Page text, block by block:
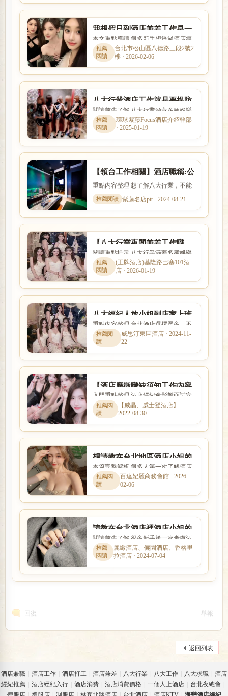
我想假日到酒店兼差工作是一
定要找酒店經紀應徵嗎?
本文重點導讀 很多新手想透過酒店經
紀找工作，卻不清楚經紀是否可靠、
抽成怎麼算。本文整理「我...
台北市松山區八德路三段2號2
樓 · 2026-02-06
八大行業酒店工作就是要提防
求職陷阱並非如此單純
閱讀前先了解 八大行業涵蓋多種娛樂
服務與工作型態，實際內容、收入模
式與風險程度差異很大。本...
環球紫藤Focus酒店介紹幹部
· 2025-01-19
【領台工作相關】酒店職稱:公
關公主坐檯尺度,薪資算法
重點內容整理 想了解八大行業，不能
只看名稱，也要理解實際工作內容、
入行條件、收入差異與安全...
紫藤名店ptt · 2024-08-21
【八大行業夜間兼差工作職
缺】酒店工作機會求職網
閱讀重點提示 八大行業涵蓋多種娛樂
服務與工作型態，實際內容、收入模
式與風險程度差異很大。本...
(王牌酒店)基隆路巴塞101酒
店 · 2026-01-19
八大經紀人放小姐到店家上班
一定要透過經紀公司嗎?
重點內容整理 台北酒店選擇眾多，不
同商圈各有不同定位。本文針對「八
大經紀人放小姐到店家上班...
威思汀東區酒店 · 2024-11-
22
【酒店應徵職缺須知工作內容
諮詢】如何選擇酒店經紀人
呢？
入門重點整理 酒店經紀會影響面試安
排、工作介紹、薪資說明與新人安全
感。本文以「【酒店應徵職...
【威晶、威士登酒店】 ·
2022-08-30
想請教在台北地區酒店小姐的
薪水服裝工作內容?
本篇完整解析 很多人第一次了解酒店
工作時，最在意的就是收入怎麼計
算、是否可以日領現領，以及...
百達妃麗商務會館 · 2026-
02-06
請教在台北酒店裡酒店小姐的
薪資工作內容?
閱讀前先了解 很多新手第一次考慮酒
店工作時，會同時擔心工作內容、安
全性、收入、上班時間與是...
麗緻酒店、儷園酒店、香格里
拉酒店 · 2024-07-04
回復 舉報
返回列表
酒店兼職 酒店工作 酒店打工 酒店兼差 八大行業 八大工作 八大求職
酒店
經紀推薦
酒店經紀入行 酒店消費 酒店消費價格 一個人上酒店 台北夜總會